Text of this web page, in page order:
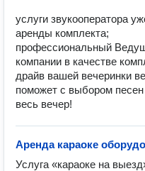
услуги звукооператора
аренды комплекта;
профессиональный
компании в качестве
драйв вашей вечеринки
поможет с выбором
весь вечер!
Аренда караоке
Услуга «караоке на